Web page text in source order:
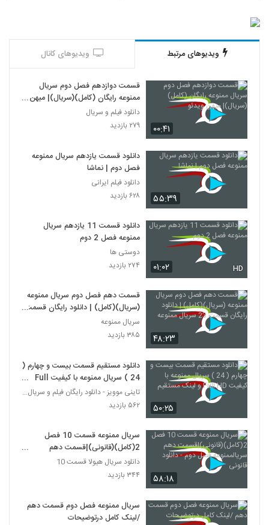
ویدیوهای مرتبط ویدیوهای کانال
۰۰:۴۱
قسمت دوازدهم فصل دوم سريال
ممنوعه رايگان (کامل)(سريال)| میهن
ویدئو
دانلود فیلم و سریال
۲۷۹ بازدید
۵۵:۳۹
دانلود قسمت یازدهم سریال ممنوعه
فصل دوم | نماشا
دانلود فیلم ایرانی
۶۲۸ بازدید
۰۱:۰۲ HD
دانلود قسمت 11 یازدهم سریال
ممنوعه فصل 2 دوم
دوستی ها
۲۷۴ بازدید
۴۸:۲۳
قسمت دهم فصل دوم سریال ممنوعه
(سریال)(کامل) | دانلود رایگان قسمت
23 سریال ممنوعه
سریال ممنوعه
۳۸۵ بازدید
۵۰:۲۵
دانلود مستقیم قسمت بیست و چهارم (
24 ) سریال ممنوعه با کیفیت Full
HD و لینک مستقیم
تاینی موویز - دانلود رایگان فیلم و سریال ایرانی جد
۵۶۲ بازدید
۵۸:۱۸
سریال ممنوعه قسمت 10 فصل
2(کامل)(قانونی)|قسمت دهم
سریالممنوعه فصل دوم - دانلود قانونی
دانلود سریال هیولا قسمت 10
۳۴۴ بازدید
سریال ممنوعه فصل دوم قسمت دهم
/لینک کامل درتوضیحات